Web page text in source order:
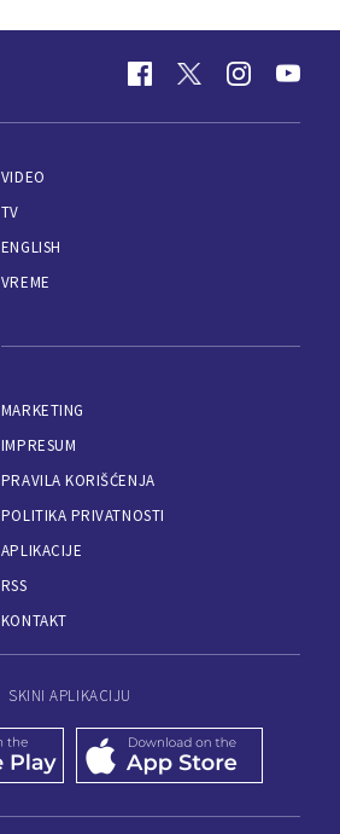
VIDEO
TV
ENGLISH
VREME
MARKETING
IMPRESUM
PRAVILA KORIŠĆENJA
POLITIKA PRIVATNOSTI
APLIKACIJE
RSS
KONTAKT
SKINI APLIKACIJU